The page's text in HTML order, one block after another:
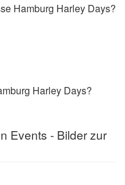
Hamburg Harley Days?
Harley Days?
Events - Bilder zur